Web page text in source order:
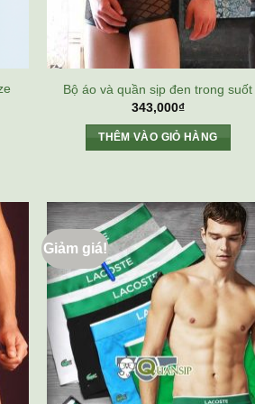
Bộ áo và quần sịp đen trong suốt
343,000₫
THÊM VÀO GIỎ HÀNG
Giảm giá!